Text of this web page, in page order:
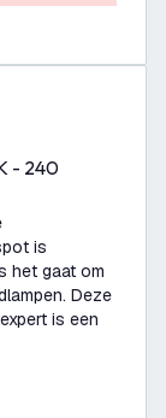
- 240
is
het gaat om
Deze
is een